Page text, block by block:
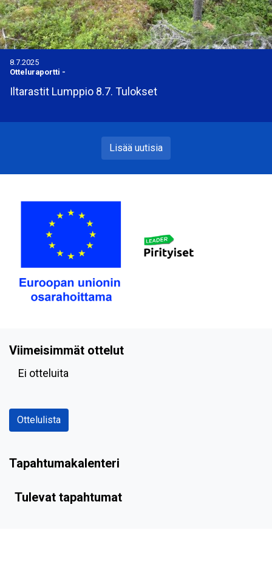
8.7.2025
Otteluraportti -
Iltarastit Lumppio 8.7. Tulokset
Lisää uutisia
Viimeisimmät ottelut
Ei otteluita
Ottelulista
Tapahtumakalenteri
Tulevat tapahtumat